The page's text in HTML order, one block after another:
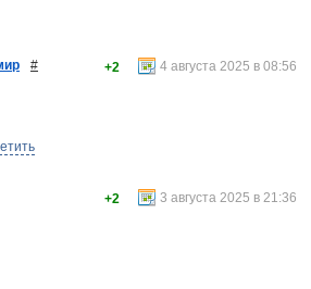
# 4 августа 2025 в 08:56
+2
3 августа 2025 в 21:36
+2